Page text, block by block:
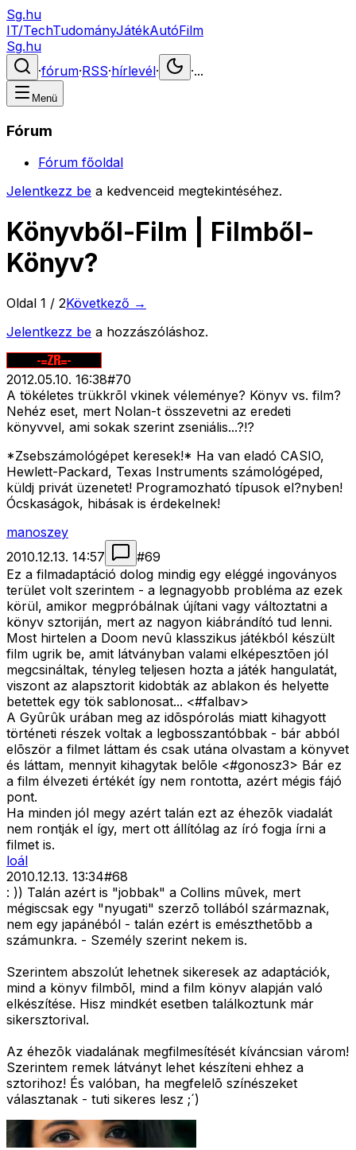
Sg.hu
IT/TechTudományJátékAutóFilm
Sg.hu
·fórum·RSS·hírlevél· ·...
Menü
Fórum
Fórum főoldal
Jelentkezz be a kedvenceid megtekintéséhez.
Könyvből-Film | Filmből-
Könyv?
Oldal 1 / 2Következő →
Jelentkezz be a hozzászóláshoz.
2012.05.10. 16:38#70
A tökéletes trükkrõl vkinek véleménye? Könyv vs. film?
Nehéz eset, mert Nolan-t összevetni az eredeti
könyvvel, ami sokak szerint zseniális...?!?
*Zsebszámológépet keresek!* Ha van eladó CASIO,
Hewlett-Packard, Texas Instruments számológéped,
küldj privát üzenetet! Programozható típusok el?nyben!
Ócskaságok, hibásak is érdekelnek!
manoszey
2010.12.13. 14:57
#69
Ez a filmadaptáció dolog mindig egy eléggé ingoványos
terület volt szerintem - a legnagyobb probléma az ezek
körül, amikor megpróbálnak újítani vagy változtatni a
könyv sztoriján, mert az nagyon kiábrándító tud lenni.
Most hirtelen a Doom nevû klasszikus játékból készült
film ugrik be, amit látványban valami elképesztõen jól
megcsináltak, tényleg teljesen hozta a játék hangulatát,
viszont az alapsztorit kidobták az ablakon és helyette
betettek egy tök sablonosat... <#falbav>
A Gyûrûk urában meg az idõspórolás miatt kihagyott
történeti részek voltak a legbosszantóbbak - bár abból
elõször a filmet láttam és csak utána olvastam a könyvet
és láttam, mennyit kihagytak belõle <#gonosz3> Bár ez
a film élvezeti értékét így nem rontotta, azért mégis fájó
pont.
Ha minden jól megy azért talán ezt az éhezõk viadalát
nem rontják el így, mert ott állítólag az író fogja írni a
filmet is.
loál
2010.12.13. 13:34#68
: )) Talán azért is "jobbak" a Collins mûvek, mert
mégiscsak egy "nyugati" szerzõ tollából származnak,
nem egy japánéból - talán ezért is emészthetõbb a
számunkra. - Személy szerint nekem is.
Szerintem abszolút lehetnek sikeresek az adaptációk,
mind a könyv filmbõl, mind a film könyv alapján való
elkészítése. Hisz mindkét esetben találkoztunk már
sikersztorival.
Az éhezõk viadalának megfilmesítését kíváncsian várom!
Szerintem remek látványt lehet készíteni ehhez a
sztorihoz! És valóban, ha megfelelõ színészeket
választanak - tuti sikeres lesz ;´)